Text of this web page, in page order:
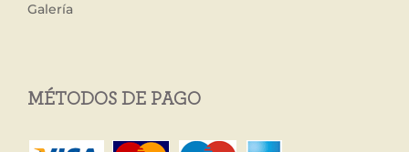
Galería
MÉTODOS DE PAGO